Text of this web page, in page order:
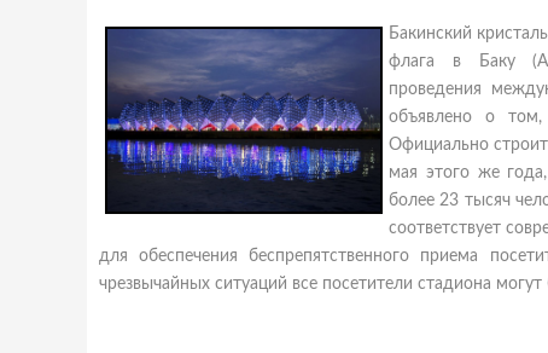
Бакинский
флага в Баку
проведения
объявлено о том,
Официально
мая этого же
более 23 тысяч
соответствует
для обеспечения беспрепятственного приема
чрезвычайных ситуаций все посетители стадиона